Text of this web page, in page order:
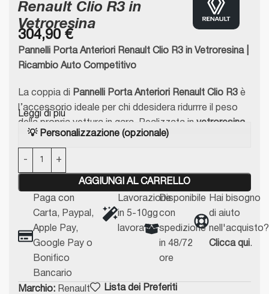
Renault Clio R3 in
Vetroresina
304,90 €
Pannelli Porta Anteriori Renault Clio R3 in Vetroresina |
Ricambio Auto Competitivo
La coppia di Pannelli Porta Anteriori Renault Clio R3 è
l’accessorio ideale per chi ddesidera ridurrre il peso
della propria vettura in gara. Realizzata in vetroresina
di alta qualità, questo componente è specificamente
Caratteristiche principali:
Materiale:vetroresina robusta e leggera
Compatibilità:
Uso: Particolari per uso agonistico e regolarità (non
omologato per uso su strada)
Ricambio non originale
Leggi di più
💡 Personalizzazione (opzionale)
AGGIUNGI AL CARRELLO
Paga con
Carta, Paypal,
Apple Pay,
Google Pay o
Bonifico
Bancario
Lavorazione
in 5-10gg
lavorativi
Disponibile
con
spedizione
in 48/72
ore
Hai bisogno
di aiuto
nell'acquisto?
Clicca qui .
Marchio: Renault Lista dei Preferiti